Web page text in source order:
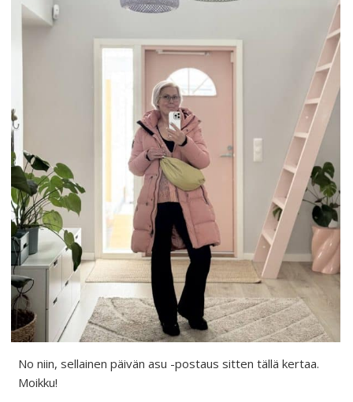
No niin, sellainen päivän asu -postaus sitten tällä kertaa.
Moikku!